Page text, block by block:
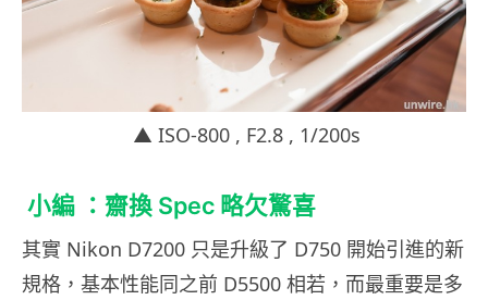
▲ ISO-800 , F2.8 , 1/200s
小編 ：齋換 Spec 略欠驚喜
其實 Nikon D7200 只是升級了 D750 開始引進的新
規格，基本性能同之前 D5500 相若，而最重要是多